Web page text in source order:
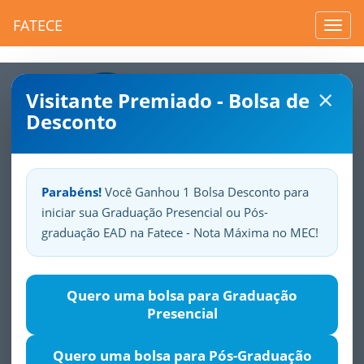
FATECE
×
Visitante Premiado - Bolsa de
Desconto
Parabéns! Você Ganhou 1 Bolsa Desconto para
iniciar sua Graduação Presencial ou Pós-
graduação EAD na Fatece - Nota Máxima no MEC!
Quero uma bolsa para Graduação
Presencial
Quero uma bolsa para Pós-Graduação
SuaFatece.Seuorgulho.
Língua Portuguesa
Objetivos Público-alvo
O Curso apresenta aspectos importantes da